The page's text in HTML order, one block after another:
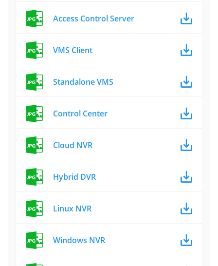
Access Control Server
VMS Client
Standalone VMS
Control Center
Cloud NVR
Hybrid DVR
Linux NVR
Windows NVR